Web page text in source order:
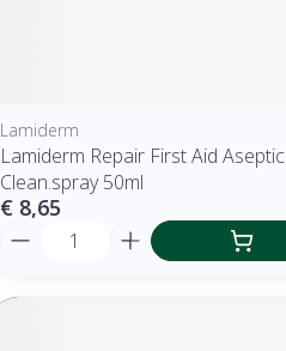
Lamiderm
Lamiderm Repair First Aid Aseptic
Clean.spray 50ml
€ 8,65